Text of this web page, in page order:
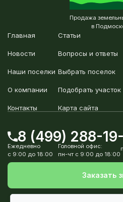
Продажа
в
Главная
Новости
Наши поселки
О компании
Контакты
Статьи
Вопросы и ответы
Выбрать поселок
Подобрать участок
Карта сайта
8 (499) 288-
Ежедневно
с 9:00 до 18:00
Головной офис:
пн-чт с 9:00 до 18:00
Заказать